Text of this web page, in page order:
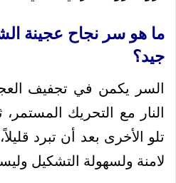
ما هو سر نجاح عجينة
جيد؟
السر يكمن في تجفيف
النار مع التحريك
تلو الأخرى بعد أن تبرد
لامنة ولسهولة التشكيل